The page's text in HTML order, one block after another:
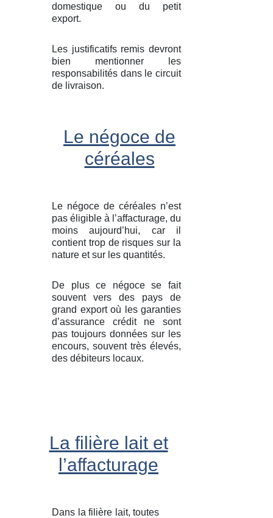
domestique ou du petit
export.
Les justificatifs remis devront
bien mentionner les
responsabilités dans le circuit
de livraison.
Le négoce de
céréales
Le négoce de céréales n’est
pas éligible à l’affacturage, du
moins aujourd’hui, car il
contient trop de risques sur la
nature et sur les quantités.
De plus ce négoce se fait
souvent vers des pays de
grand export où les garanties
d’assurance crédit ne sont
pas toujours données sur les
encours, souvent très élevés,
des débiteurs locaux.
La filière lait et
l’affacturage
Dans la filière lait, toutes